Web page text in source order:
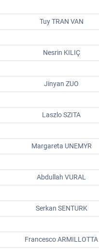
Tuy TRAN VAN
Nesrin KILIÇ
Jinyan ZUO
Laszlo SZITA
Margareta UNEMYR
Abdullah VURAL
Serkan SENTURK
Francesco ARMILLOTTA